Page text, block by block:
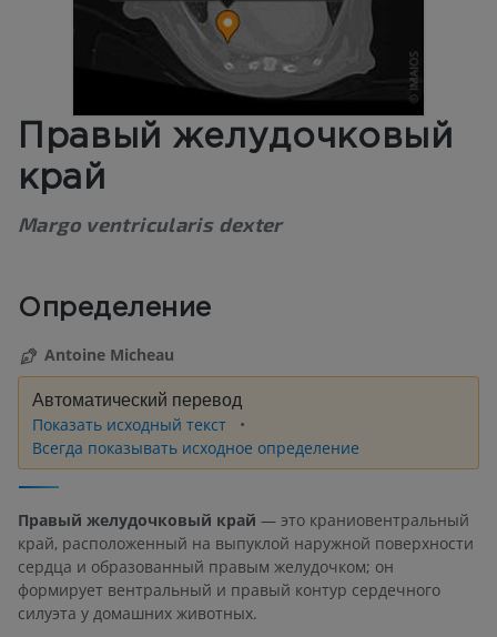
Правый желудочковый
край
Margo ventricularis dexter
Определение
Antoine Micheau
Автоматический перевод
Показать исходный текст
Всегда показывать исходное определение
Правый желудочковый край — это краниовентральный
край, расположенный на выпуклой наружной поверхности
сердца и образованный правым желудочком; он
формирует вентральный и правый контур сердечного
силуэта у домашних животных.